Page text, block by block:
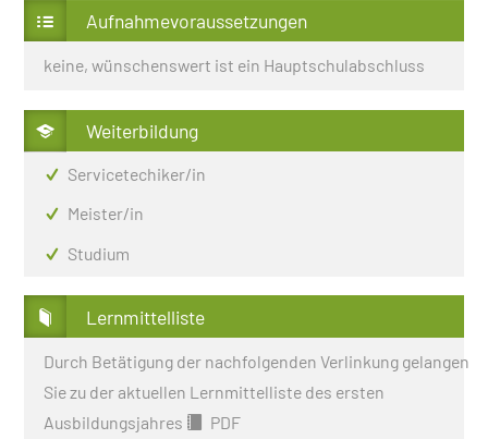
Aufnahmevoraussetzungen
keine, wünschenswert ist ein Hauptschulabschluss
Weiterbildung
Servicetechiker/in
Meister/in
Studium
Lernmittelliste
Durch Betätigung der nachfolgenden Verlinkung gelangen
Sie zu der aktuellen Lernmittelliste des ersten
Ausbildungsjahres
PDF